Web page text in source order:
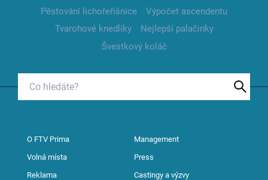
Pěstování lichořeřišnice
Výpočet ascendentu
Tvarohové knedlíky
Nejlepší palačinky
Švestkový koláč
O FTV Prima Management
Volná místa Press
Reklama Castingy a výzvy